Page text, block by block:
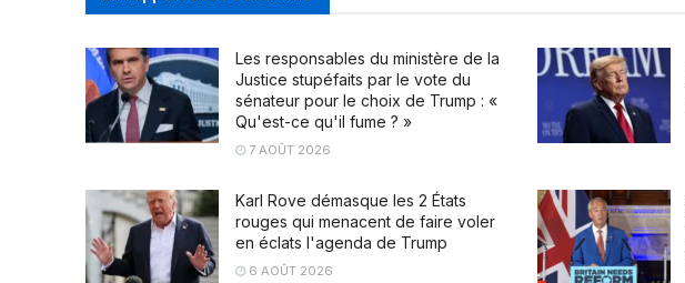
Les responsables du ministère de la
Justice stupéfaits par le vote du
sénateur pour le choix de Trump : «
Qu'est-ce qu'il fume ? »
7 AOÛT 2026
Karl Rove démasque les 2 États
rouges qui menacent de faire voler
en éclats l'agenda de Trump
6 AOÛT 2026